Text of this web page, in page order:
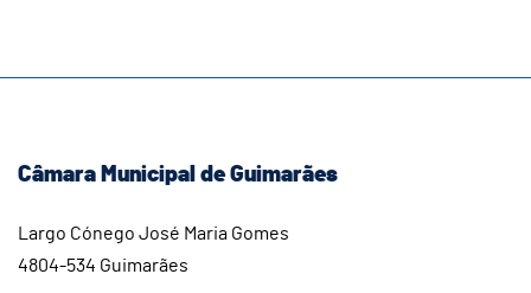
Câmara Municipal de Guimarães
Largo Cónego José Maria Gomes
4804-534 Guimarães